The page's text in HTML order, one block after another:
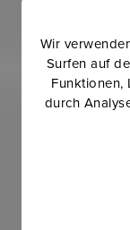
Wir
Surfen auf
Funktionen,
durch